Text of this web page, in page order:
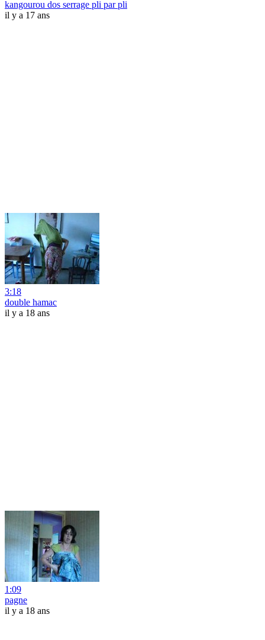
kangourou dos serrage pli par pli
il y a 17 ans
3:18
double hamac
il y a 18 ans
1:09
pagne
il y a 18 ans